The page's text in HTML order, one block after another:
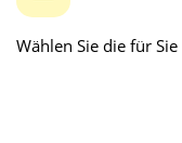
Wählen Sie die für